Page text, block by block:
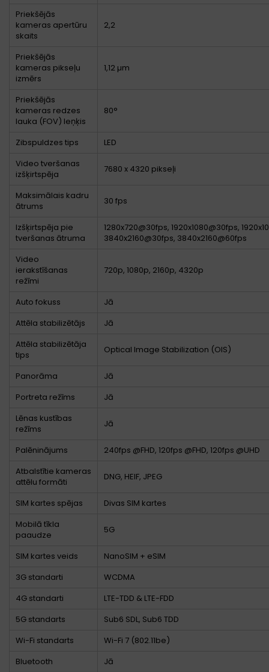
Priekšējās
kameras apertūru
skaits
2,2
Priekšējās
kameras pikseļu
izmērs
1,12 µm
Priekšējās
kameras redzes
lauka (FOV) leņķis
80°
Zibspuldzes tips
LED
Video tveršanas
izšķirtspēja
7680 x 4320 pikseļi
Maksimālais kadru
ātrums
30 fps
Izšķirtspēja pie
tveršanas ātruma
1280x720@30fps, 1920x1080@30fps,
3840x2160@30fps, 3840x2160@60fps
Video
ierakstīšanas
režīmi
720p, 1080p, 2160p, 4320p
Auto fokuss
Jā
Attēla stabilizētājs
Jā
Attēla stabilizētāja
tips
Optical Image Stabilization (OIS)
Panorāma
Jā
Portreta režīms
Jā
Lēnas kustības
režīms
Jā
Palēninājums
240fps @FHD, 120fps @FHD, 120fps @UHD
Atbalstītie kameras
attēlu formāti
DNG, HEIF, JPEG
SIM kartes spējas
Divas SIM kartes
Mobilā tīkla
paaudze
5G
SIM kartes veids
NanoSIM + eSIM
3G standarti
WCDMA
4G standarti
LTE-TDD & LTE-FDD
5G standarts
Sub6 SDL, Sub6 TDD
Wi-Fi standarts
Wi-Fi 7 (802.11be)
Bluetooth
Jā